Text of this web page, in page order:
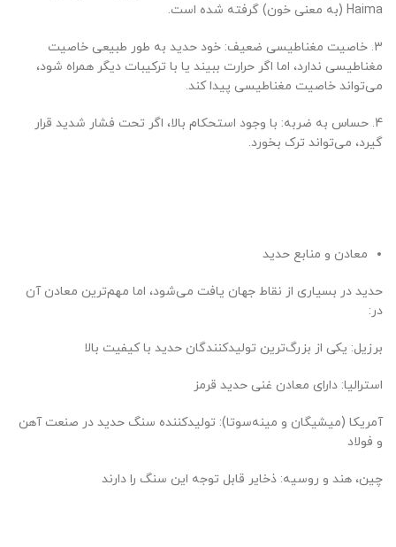
Haima (به معنی خون) گرفته شده است.
3. خاصیت مغناطیسی ضعیف: خود حدید به طور طبیعی خاصیت
مغناطیسی ندارد، اما اگر حرارت ببیند یا با ترکیبات دیگر همراه شود،
می‌تواند خاصیت مغناطیسی پیدا کند.
4. حساس به ضربه: با وجود استحکام بالا، اگر تحت فشار شدید قرار
گیرد، می‌تواند ترک بخورد.
معادن و منابع حدید
حدید در بسیاری از نقاط جهان یافت می‌شود، اما مهم‌ترین معادن آن
در:
برزیل: یکی از بزرگ‌ترین تولیدکنندگان حدید با کیفیت بالا
استرالیا: دارای معادن غنی حدید قرمز
آمریکا (میشیگان و مینه‌سوتا): تولیدکننده سنگ حدید در صنعت آهن
و فولاد
چین، هند و روسیه: ذخایر قابل توجه این سنگ را دارند